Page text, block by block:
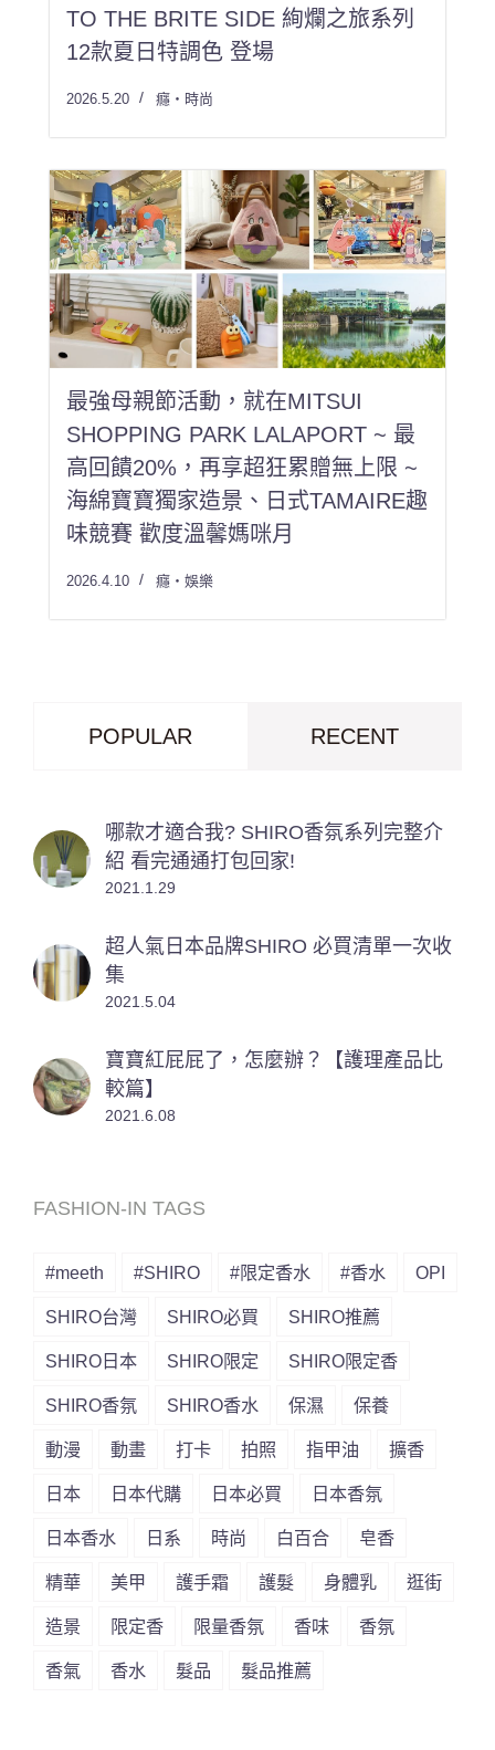
TO THE BRITE SIDE 絢爛之旅系列
12款夏日特調色 登場
2026.5.20 癮・時尚
最強母親節活動，就在MITSUI
SHOPPING PARK LALAPORT ~ 最
高回饋20%，再享超狂累贈無上限 ~
海綿寶寶獨家造景、日式TAMAIRE趣
味競賽 歡度溫馨媽咪月
2026.4.10 癮・娛樂
POPULAR RECENT
哪款才適合我? SHIRO香氛系列完整介
紹 看完通通打包回家!
2021.1.29
超人氣日本品牌SHIRO 必買清單一次收
集
2021.5.04
寶寶紅屁屁了，怎麼辦？【護理產品比
較篇】
2021.6.08
FASHION-IN TAGS
#meeth #SHIRO #限定香水 #香水 OPI
SHIRO台灣 SHIRO必買 SHIRO推薦
SHIRO日本 SHIRO限定 SHIRO限定香
SHIRO香氛 SHIRO香水 保濕 保養
動漫 動畫 打卡 拍照 指甲油 擴香
日本 日本代購 日本必買 日本香氛
日本香水 日系 時尚 白百合 皂香
精華 美甲 護手霜 護髮 身體乳 逛街
造景 限定香 限量香氛 香味 香氛
香氣 香水 髮品 髮品推薦